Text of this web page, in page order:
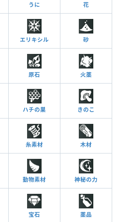
うに 花
エリキシル 砂
原石 火薬
ハチの巣 きのこ
糸素材 木材
動物素材 神秘の力
宝石 薬品